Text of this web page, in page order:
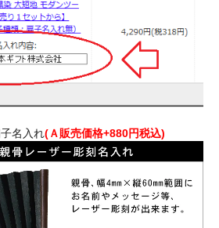
名入れ(Ａ販売価格+880円税込)